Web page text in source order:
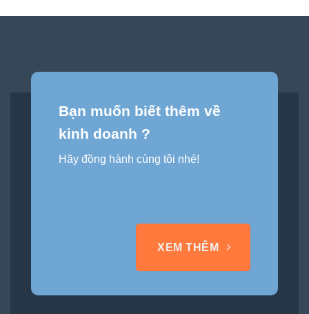
Bạn muốn biết thêm về
kinh doanh ?
Hãy đồng hành cùng tôi nhé!
XEM THÊM